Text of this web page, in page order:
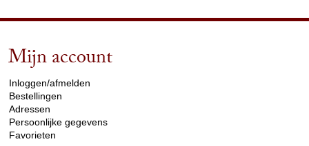
Mijn account
Inloggen/afmelden
Bestellingen
Adressen
Persoonlijke gegevens
Favorieten